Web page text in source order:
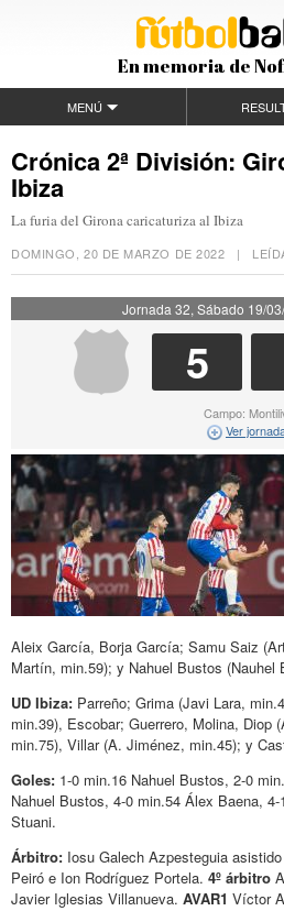
En memoria de
MENÚ
Crónica 2ª División:
Ibiza
La furia del Girona caricaturiza al Ibiza
DOMINGO, 20 DE MARZO DE 2022 |
Jornada 32, Sábado 19/
5
Campo:
Ver
Aleix García, Borja García; Samu Saiz
Martín, min.59); y Nahuel Bustos (Nauhel
UD Ibiza: Parreño; Grima (Javi Lara,
min.39), Escobar; Guerrero, Molina, Diop
min.75), Villar (A. Jiménez, min.45); y
Goles: 1-0 min.16 Nahuel Bustos, 2-0
Nahuel Bustos, 4-0 min.54 Álex Baena,
Stuani.
Árbitro: Iosu Galech Azpesteguia
Peiró e Ion Rodríguez Portela. 4º árbitro
Javier Iglesias Villanueva. AVAR1 Víctor